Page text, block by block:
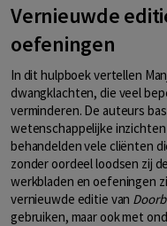
Vernieuwde
oefeningen
In dit hulpboek vertellen
dwangklachten, die veel
verminderen. De auteurs
wetenschappelijke
behandelden vele cliënten
zonder oordeel loodsen zij
werkbladen en oefeningen
vernieuwde editie van
gebruiken, maar ook met